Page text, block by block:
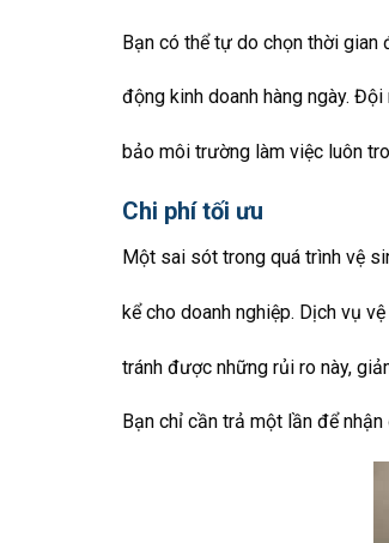
Bạn có thể tự do chọn thời gian
động kinh doanh hàng ngày.
bảo môi trường làm việc luôn
Chi phí tối ưu
Một sai sót trong quá trình vệ
kể cho doanh nghiệp. Dịch vụ
tránh được những rủi ro này,
Bạn chỉ cần trả một lần để